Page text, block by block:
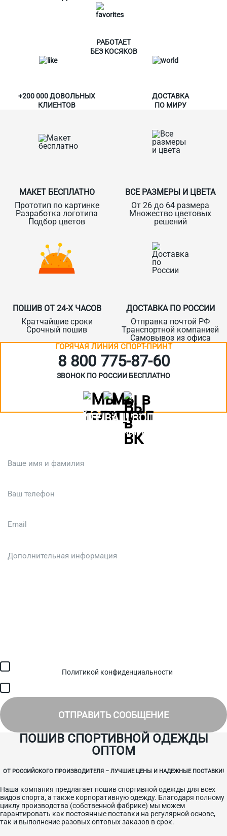
РАБОТАЕТ
БЕЗ КОСЯКОВ
+200 000 ДОВОЛЬНЫХ
КЛИЕНТОВ
ДОСТАВКА
ПО МИРУ
МАКЕТ БЕСПЛАТНО
Прототип по картинке
Разработка логотипа
Подбор цветов
ВСЕ РАЗМЕРЫ И ЦВЕТА
От 26 до 64 размера
Множество цветовых
решений
ПОШИВ ОТ 24-Х ЧАСОВ
Кратчайшие сроки
Срочный пошив
ДОСТАВКА ПО РОССИИ
Отправка почтой РФ
Транспортной компанией
Самовывоз из офиса
ГОРЯЧАЯ ЛИНИЯ СПОРТ-ПРИНТ
8 800 775‑87-60
ЗВОНОК ПО РОССИИ БЕСПЛАТНО
ЗАДАЙТЕ ВАШ ВОПРОС
Или кратко опишите ситуацию. Мы очень быстро свяжемся с вами
Политикой конфиденциальности
ОТПРАВИТЬ СООБЩЕНИЕ
ПОШИВ СПОРТИВНОЙ ОДЕЖДЫ
ОПТОМ
ОТ РОССИЙСКОГО ПРОИЗВОДИТЕЛЯ – ЛУЧШИЕ ЦЕНЫ И НАДЕЖНЫЕ ПОСТАВКИ!
Наша компания предлагает пошив спортивной одежды для всех
видов спорта, а также корпоративную одежду. Благодаря полному
циклу производства (собственной фабрике) мы можем
гарантировать как постоянные поставки на регулярной основе,
так и выполнение разовых оптовых заказов в срок.